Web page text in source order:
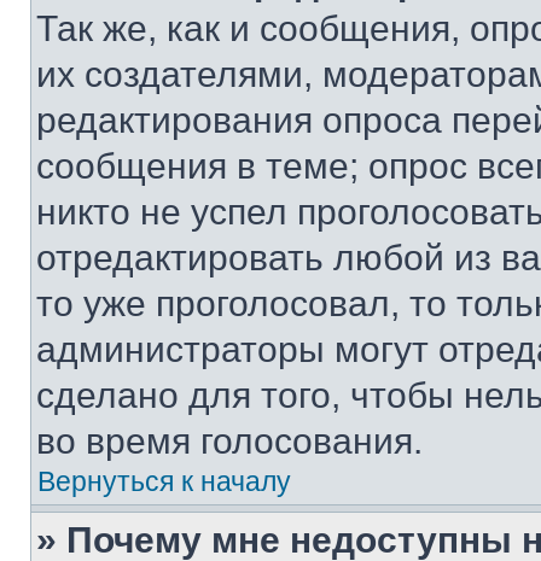
Так же, как и сообщения,
их создателями,
редактирования опроса
сообщения в теме; опрос
никто не успел
отредактировать любой из
то уже проголосовал, то
администраторы могут
сделано для того, чтобы
во время голосования.
Вернуться к началу
» Почему мне недоступны